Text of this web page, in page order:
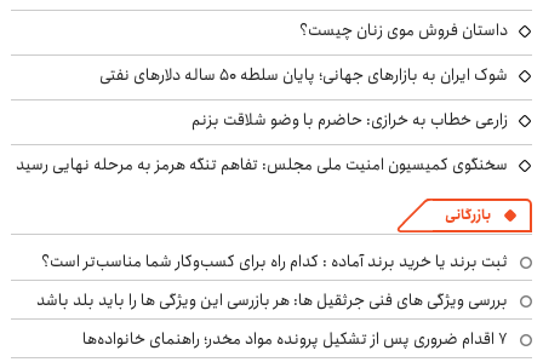
داستان فروش موی زنان چیست؟
شوک ایران به بازارهای جهانی؛ پایان سلطه ۵۰ ساله دلارهای نفتی
زارعی خطاب به خرازی: حاضرم با وضو شلاقت بزنم
سخنگوی کمیسیون امنیت ملی مجلس: تفاهم تنگه هرمز به مرحله نهایی رسید
بازرگانی
ثبت برند یا خرید برند آماده : کدام راه برای کسب‌وکار شما مناسب‌تر است؟
بررسی ویژگی های فنی جرثقیل ها: هر بازرسی این ویژگی ها را باید بلد باشد
۷ اقدام ضروری پس از تشکیل پرونده مواد مخدر؛ راهنمای خانواده‌ها